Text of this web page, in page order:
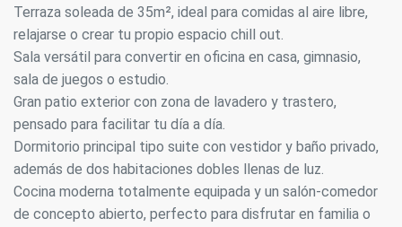
Terraza soleada de 35m², ideal para comidas al aire libre,
relajarse o crear tu propio espacio chill out.
Sala versátil para convertir en oficina en casa, gimnasio,
sala de juegos o estudio.
Gran patio exterior con zona de lavadero y trastero,
pensado para facilitar tu día a día.
Dormitorio principal tipo suite con vestidor y baño privado,
además de dos habitaciones dobles llenas de luz.
Cocina moderna totalmente equipada y un salón-comedor
de concepto abierto, perfecto para disfrutar en familia o